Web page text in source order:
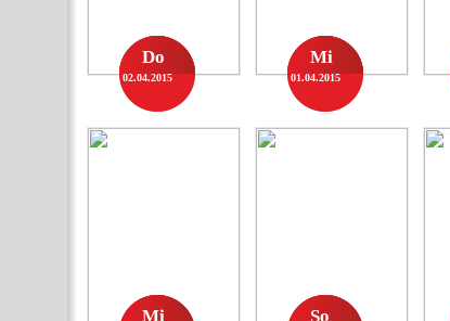
Do
02.04.2015
Mi
01.04.2015
Mi So